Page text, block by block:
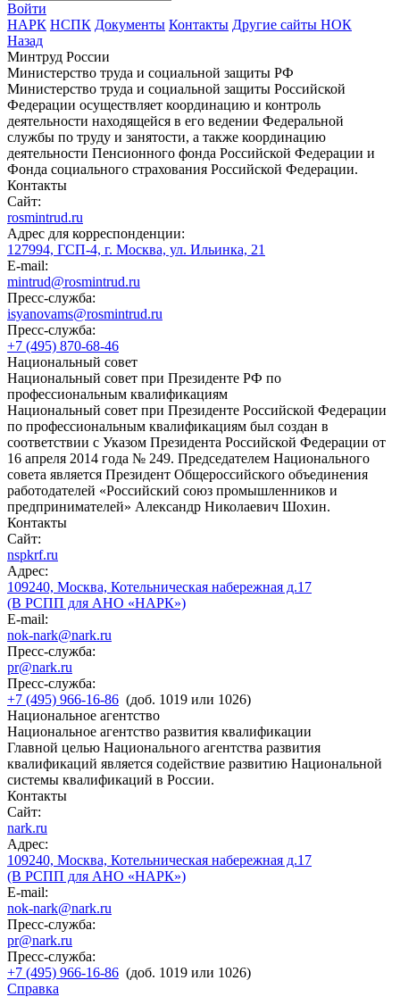
Войти
НАРК НСПК Документы Контакты Другие сайты НОК
Назад
Минтруд России
Министерство труда и социальной защиты РФ
Министерство труда и социальной защиты Российской
Федерации осуществляет координацию и контроль
деятельности находящейся в его ведении Федеральной
службы по труду и занятости, а также координацию
деятельности Пенсионного фонда Российской Федерации и
Фонда социального страхования Российской Федерации.
Контакты
Сайт:
rosmintrud.ru
Адрес для корреспонденции:
127994, ГСП-4, г. Москва, ул. Ильинка, 21
E-mail:
mintrud@rosmintrud.ru
Пресс-служба:
isyanovams@rosmintrud.ru
Пресс-служба:
+7 (495) 870-68-46
Национальный совет
Национальный совет при Президенте РФ по
профессиональным квалификациям
Национальный совет при Президенте Российской Федерации
по профессиональным квалификациям был создан в
соответствии с Указом Президента Российской Федерации от
16 апреля 2014 года № 249. Председателем Национального
совета является Президент Общероссийского объединения
работодателей «Российский союз промышленников и
предпринимателей» Александр Николаевич Шохин.
Контакты
Сайт:
nspkrf.ru
Адрес:
109240, Москва, Котельническая набережная д.17
(В РСПП для АНО «НАРК»)
E-mail:
nok-nark@nark.ru
Пресс-служба:
pr@nark.ru
Пресс-служба:
+7 (495) 966-16-86 (доб. 1019 или 1026)
Национальное агентство
Национальное агентство развития квалификации
Главной целью Национального агентства развития
квалификаций является содействие развитию Национальной
системы квалификаций в России.
Контакты
Сайт:
nark.ru
Адрес:
109240, Москва, Котельническая набережная д.17
(В РСПП для АНО «НАРК»)
E-mail:
nok-nark@nark.ru
Пресс-служба:
pr@nark.ru
Пресс-служба:
+7 (495) 966-16-86 (доб. 1019 или 1026)
Справка